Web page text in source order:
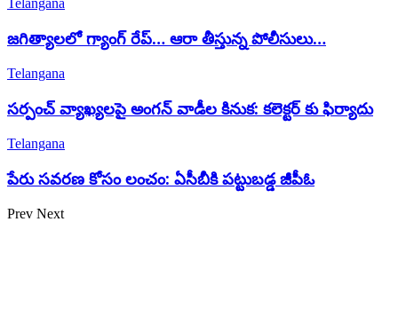
Telangana
జగిత్యాలలో గ్యాంగ్ రేప్… ఆరా తీస్తున్న పోలీసులు…
Telangana
సర్పంచ్ వ్యాఖ్యలపై అంగన్ వాడీల కినుక: కలెక్టర్ కు ఫిర్యాదు
Telangana
పేరు సవరణ కోసం లంచం: ఏసీబీకి పట్టుబడ్డ జీపీఓ
Prev Next